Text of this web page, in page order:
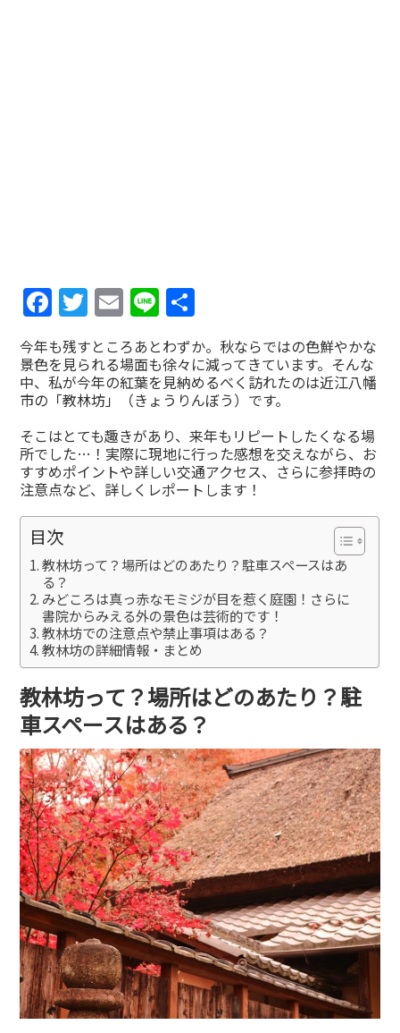
Facebook
Twitter
Email
Line
有
今年も残すところあとわずか。秋ならではの色鮮やかな
景色を見られる場面も徐々に減ってきています。そんな
中、私が今年の紅葉を見納めるべく訪れたのは近江八幡
市の「教林坊」（きょうりんぼう）です。
そこはとても趣きがあり、来年もリピートしたくなる場
所でした…！実際に現地に行った感想を交えながら、お
すすめポイントや詳しい交通アクセス、さらに参拝時の
注意点など、詳しくレポートします！
目次
教林坊って？場所はどのあたり？駐車スペースはあ
る？
みどころは真っ赤なモミジが目を惹く庭園！さらに
書院からみえる外の景色は芸術的です！
教林坊での注意点や禁止事項はある？
教林坊の詳細情報・まとめ
教林坊って？場所はどのあたり？駐
車スペースはある？